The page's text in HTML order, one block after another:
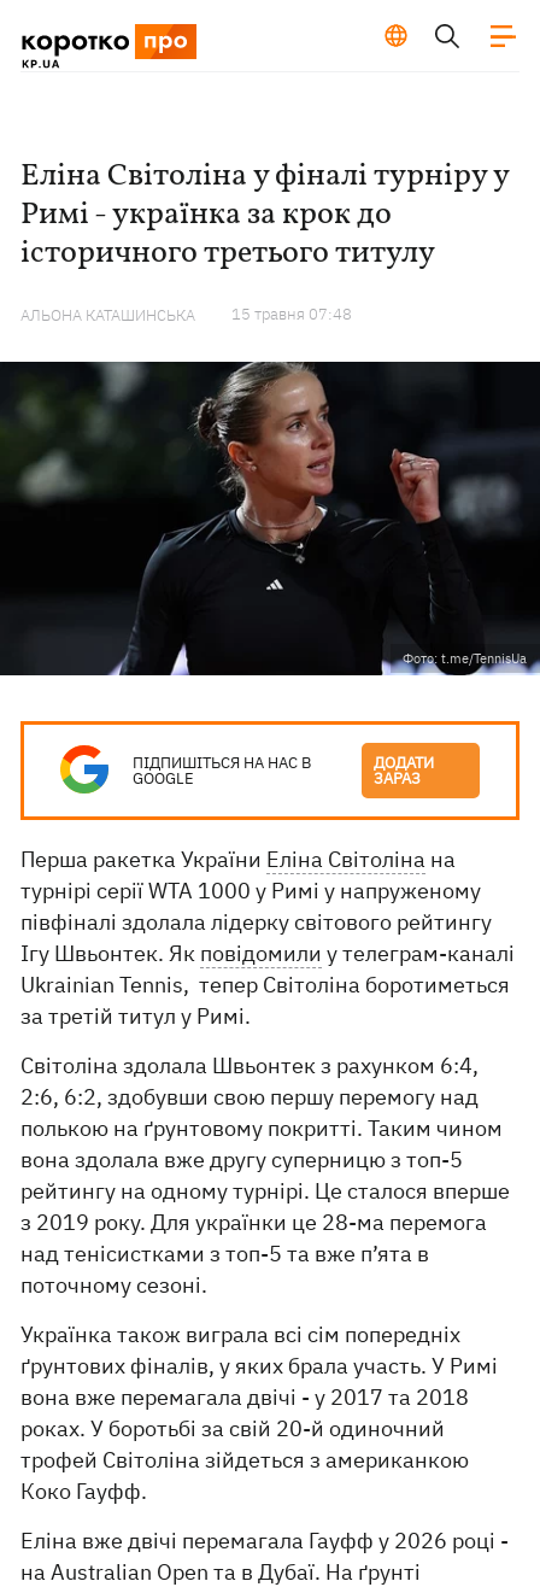
Еліна Світоліна у фіналі турніру у
Римі - українка за крок до
історичного третього титулу
АЛЬОНА КАТАШИНСЬКА 15 травня 07:48
Фото: t.me/TennisUa
ПІДПИШІТЬСЯ НА НАС В
GOOGLE
ДОДАТИ
ЗАРАЗ
Перша ракетка України Еліна Світоліна на
турнірі серії WTA 1000 у Римі у напруженому
півфіналі здолала лідерку світового рейтингу
Ігу Швьонтек. Як повідомили у телеграм-каналі
Ukrainian Tennis, тепер Світоліна боротиметься
за третій титул у Римі.
Світоліна здолала Швьонтек з рахунком 6:4,
2:6, 6:2, здобувши свою першу перемогу над
полькою на ґрунтовому покритті. Таким чином
вона здолала вже другу суперницю з топ-5
рейтингу на одному турнірі. Це сталося вперше
з 2019 року. Для українки це 28-ма перемога
над тенісистками з топ-5 та вже п’ята в
поточному сезоні.
Українка також виграла всі сім попередніх
ґрунтових фіналів, у яких брала участь. У Римі
вона вже перемагала двічі - у 2017 та 2018
роках. У боротьбі за свій 20-й одиночний
трофей Світоліна зійдеться з американкою
Коко Гауфф.
Еліна вже двічі перемагала Гауфф у 2026 році -
на Australian Open та в Дубаї. На ґрунті